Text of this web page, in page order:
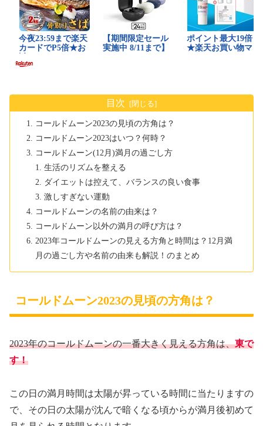
目次
コールドムーン2023の見頃の方角は？
コールドムーン2023はいつ？何時？
コールドムーン(12月)満月の過ごし方
生活のリズムを整える
ダイエットは控えて、バランスの良い食事
激しすぎない運動
コールドムーンの名前の由来は？
コールドムーン以外の満月の呼び方は？
2023年コールドムーンの見える方角と時間は？12月満
月の過ごし方や名前の由来も解説！のまとめ
コールドムーン2023の見頃の方角は？
2023年のコールドムーンの一番大きく見える方角は、東で
す！
この日の満月時間は太陽が昇っている時間に当たりますの
で、その日の太陽が沈んで暗くなる頃からが満月後初めて